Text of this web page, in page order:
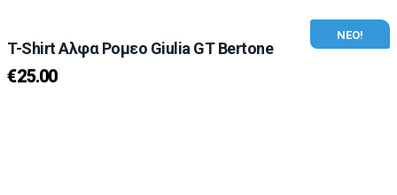
ΝΕΟ!
T-Shirt Αλφα Ρομεο Giulia GT Bertone
€25.00